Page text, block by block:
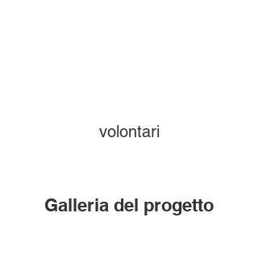
volontari
Galleria del progetto